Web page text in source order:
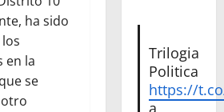
ha sido
en la
se
Trilogia
Politica
https://